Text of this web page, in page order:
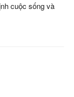
cuộc sống và